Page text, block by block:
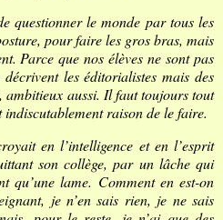
questionner le monde par tous les
pour faire les gros bras, mais
Parce que nos élèves ne sont pas
les éditorialistes mais des
ambitieux aussi. Il faut toujours tout
raison de le faire.
en l’intelligence et en l’esprit
son collège, par un lâche qui
qu’une lame. Comment en est-on
je n’en sais rien, je ne sais